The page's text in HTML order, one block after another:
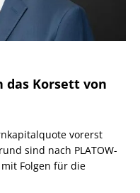
das Korsett von
vorerst
sind nach PLATOW-
mit Folgen für die